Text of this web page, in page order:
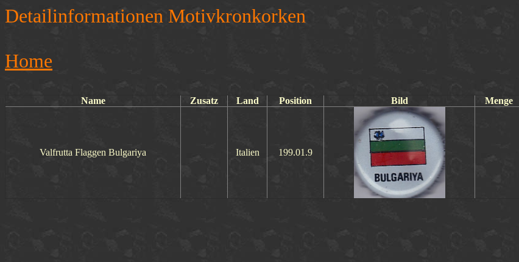
Detailinformationen Motivkronkorken
Home
Name Zusatz Land Position Bild Menge
Valfrutta Flaggen Bulgariya Italien 199.01.9